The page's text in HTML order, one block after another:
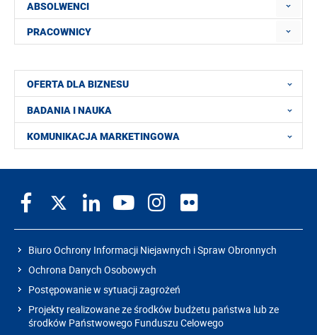
ABSOLWENCI
PRACOWNICY
OFERTA DLA BIZNESU
BADANIA I NAUKA
KOMUNIKACJA MARKETINGOWA
Biuro Ochrony Informacji Niejawnych i Spraw Obronnych
Ochrona Danych Osobowych
Postępowanie w sytuacji zagrożeń
Projekty realizowane ze środków budżetu państwa lub ze
środków Państwowego Funduszu Celowego